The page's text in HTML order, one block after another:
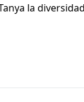
la
con ella Holi,
imborrable.